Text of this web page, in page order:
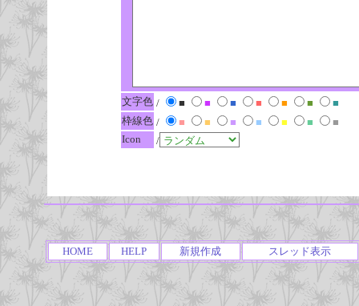
文字色 / ■ ■ ■ ■ ■ ■
■
枠線色 / ■ ■ ■ ■ ■ ■
■
Icon
/
HOME HELP 新規作成 スレッド表示